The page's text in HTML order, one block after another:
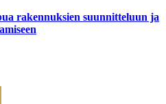
rakennuksien suunnitteluun ja